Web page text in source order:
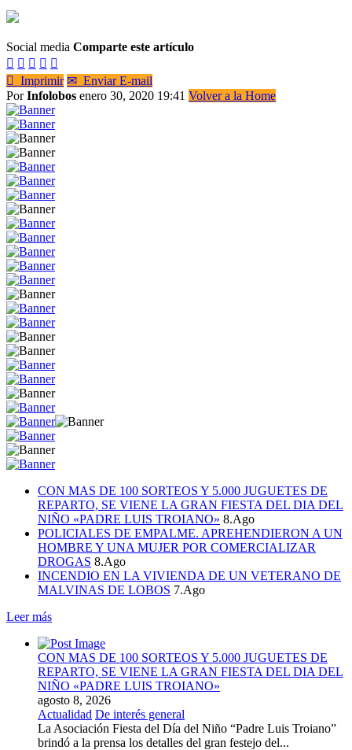
Social media Comparte este artículo
    
 Imprimir ✉ Enviar E-mail
PorInfolobos enero 30, 2020 19:41 Volver a la Home
CON MAS DE 100 SORTEOS Y 5.000 JUGUETES DE
REPARTO, SE VIENE LA GRAN FIESTA DEL DIA DEL
NIÑO «PADRE LUIS TROIANO» 8.Ago
POLICIALES DE EMPALME. APREHENDIERON A UN
HOMBRE Y UNA MUJER POR COMERCIALIZAR
DROGAS 8.Ago
INCENDIO EN LA VIVIENDA DE UN VETERANO DE
MALVINAS DE LOBOS 7.Ago
Leer más
CON MAS DE 100 SORTEOS Y 5.000 JUGUETES DE
REPARTO, SE VIENE LA GRAN FIESTA DEL DIA DEL
NIÑO «PADRE LUIS TROIANO»
agosto 8, 2026
Actualidad De interés general
La Asociación Fiesta del Día del Niño “Padre Luis Troiano”
brindó a la prensa los detalles del gran festejo del...